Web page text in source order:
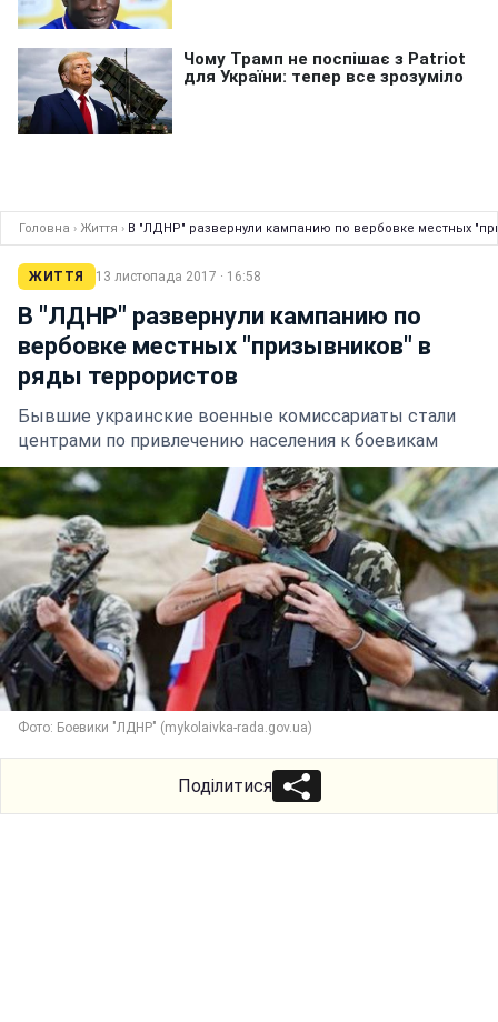
Головна › Життя › В "ЛДНР" развернули кампанию по вербовке местных
ЖИТТЯ 13 листопада 2017 · 16:58
В "ЛДНР" развернули кампанию по
вербовке местных "призывников" в
ряды террористов
Бывшие украинские военные комиссариаты стали
центрами по привлечению населения к боевикам
Фото: Боевики "ЛДНР" (mykolaivka-rada.gov.ua)
Поділитися